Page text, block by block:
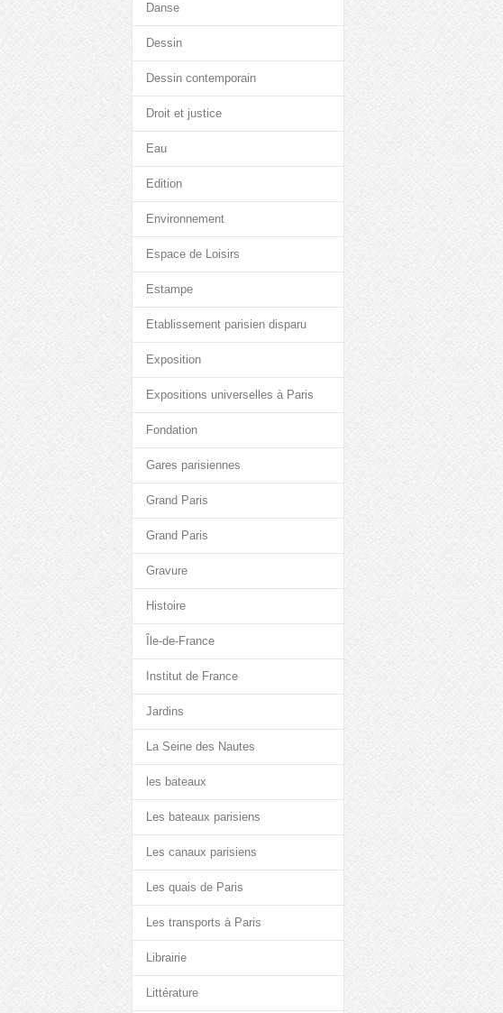
Danse
Dessin
Dessin contemporain
Droit et justice
Eau
Edition
Environnement
Espace de Loisirs
Estampe
Etablissement parisien disparu
Exposition
Expositions universelles à Paris
Fondation
Gares parisiennes
Grand Paris
Grand Paris
Gravure
Histoire
Île-de-France
Institut de France
Jardins
La Seine des Nautes
les bateaux
Les bateaux parisiens
Les canaux parisiens
Les quais de Paris
Les transports à Paris
Librairie
Littérature